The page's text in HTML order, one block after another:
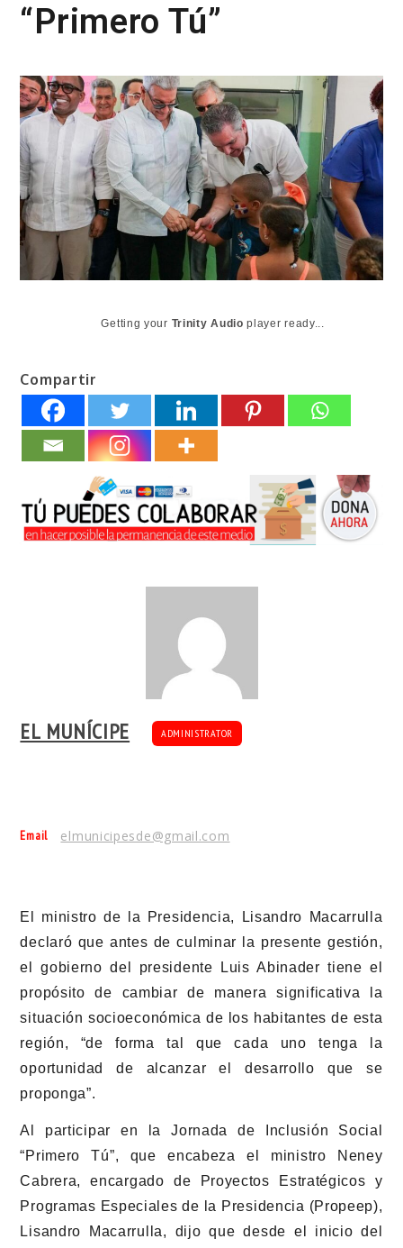
“Primero Tú”
Getting your Trinity Audio player ready...
Compartir
EL MUNÍCIPE ADMINISTRATOR
Email elmunicipesde@gmail.com
El ministro de la Presidencia, Lisandro Macarrulla
declaró que antes de culminar la presente gestión,
el gobierno del presidente Luis Abinader tiene el
propósito de cambiar de manera significativa la
situación socioeconómica de los habitantes de esta
región, “de forma tal que cada uno tenga la
oportunidad de alcanzar el desarrollo que se
proponga”.
Al participar en la Jornada de Inclusión Social
“Primero Tú”, que encabeza el ministro Neney
Cabrera, encargado de Proyectos Estratégicos y
Programas Especiales de la Presidencia (Propeep),
Lisandro Macarrulla, dijo que desde el inicio del